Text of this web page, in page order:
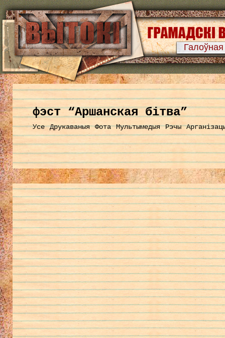
Галоўная
фэст “Аршанская бітва”
Усе Друкаваныя Фота Мультымедыя Рэчы